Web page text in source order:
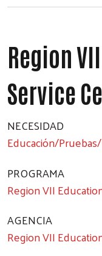
Region
Service
NECESIDAD
Educación/
PROGRAMA
Region VII
AGENCIA
Region VII